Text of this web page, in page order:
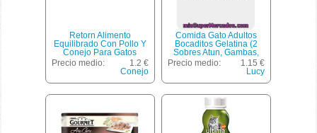
Retorn Alimento
Equilibrado Con Pollo Y
Conejo Para Gatos
Adultos Lata 80 G
Precio medio:
1.2 €
Conejo
Comida Gato Adultos
Bocaditos Gelatina (2
Sobres Atun, Gambas,
Guisantes Y Zanahorias) +
(2 Sobres Salmon,
Zanahoria), Lucy, Sobre
Pack 4 X 100 G - 400 G
Precio medio:
1.15 €
Lucy